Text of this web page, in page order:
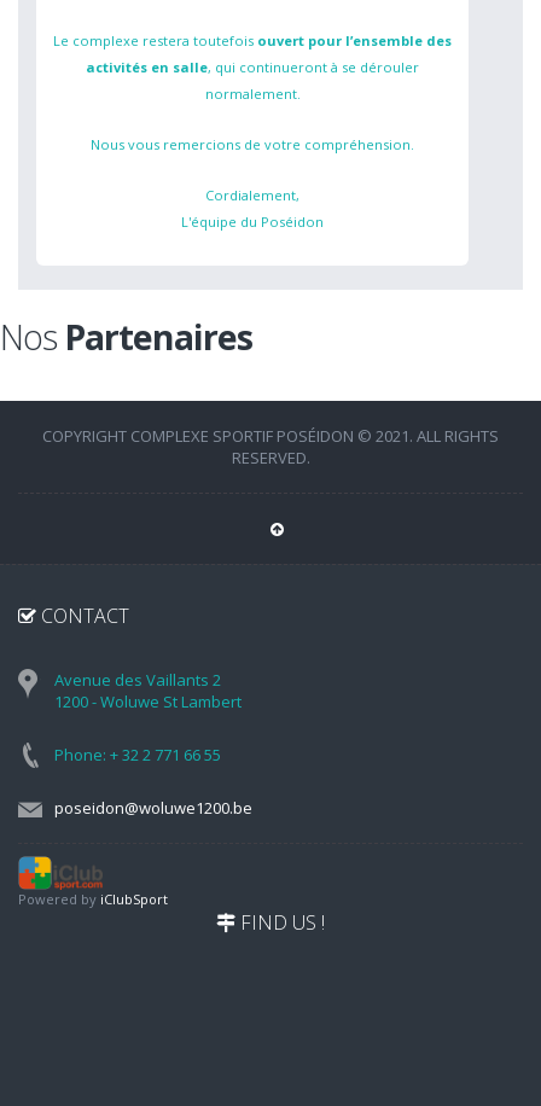
Le complexe restera toutefois ouvert pour l’ensemble des
activités en salle, qui continueront à se dérouler
normalement.
Nous vous remercions de votre compréhension.
Cordialement,
L'équipe du Poséidon
Nos Partenaires
COPYRIGHT COMPLEXE SPORTIF POSÉIDON © 2021. ALL RIGHTS
RESERVED.
CONTACT
Avenue des Vaillants 2
1200 - Woluwe St Lambert
Phone: + 32 2 771 66 55
poseidon@woluwe1200.be
Powered by iClubSport
FIND US !